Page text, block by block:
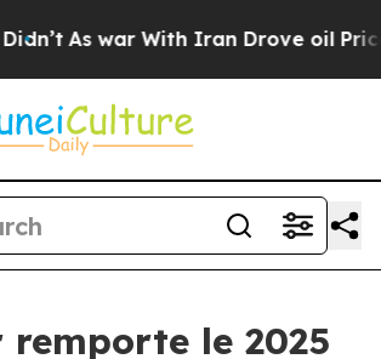
As war With Iran Drove oil Prices
remporte le 2025